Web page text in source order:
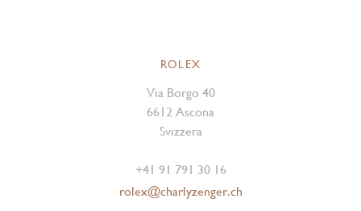
ROLEX
Via Borgo 40
6612 Ascona
Svizzera
+41 91 791 30 16
rolex@charlyzenger.ch